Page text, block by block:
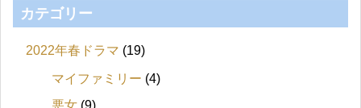
カテゴリー
2022年春ドラマ (19)
マイファミリー (4)